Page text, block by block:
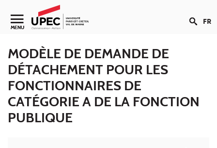
Aller au contenu
Navigation secondaire
MENU FR
MODÈLE DE DEMANDE DE
DÉTACHEMENT POUR LES
FONCTIONNAIRES DE
CATÉGORIE A DE LA FONCTION
PUBLIQUE